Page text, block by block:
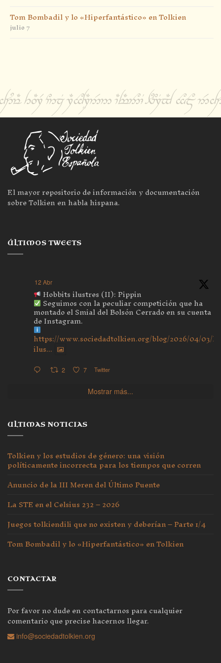
Tom Bombadil y lo «Hiperfantástico» en Tolkien
julio 7
El mayor repositorio de información y documentación
sobre Tolkien en habla hispana.
ÚLTIMOS TWEETS
12 Abr
Hobbits ilustres (II): Pippin
Seguimos con la peculiar competición que ha
montado el Smial del Bolsón Cerrado en su cuenta
de Instagram.
https://www.sociedadtolkien.org/blog/2026/04/03/
ilus...
2 7 Twitter
Mostrar más...
ULTIMAS NOTICIAS
Tolkien y los estudios de género: una visión
políticamente incorrecta para los tiempos que corren
Anuncio de la III Meren del Último Puente
La STE en el Celsius 232 – 2026
Juegos tolkiendili que no existen y deberían – Parte 1/4
Tom Bombadil y lo «Hiperfantástico» en Tolkien
CONTACTAR
Por favor no dude en contactarnos para cualquier
comentario que precise hacernos llegar.
info@sociedadtolkien.org